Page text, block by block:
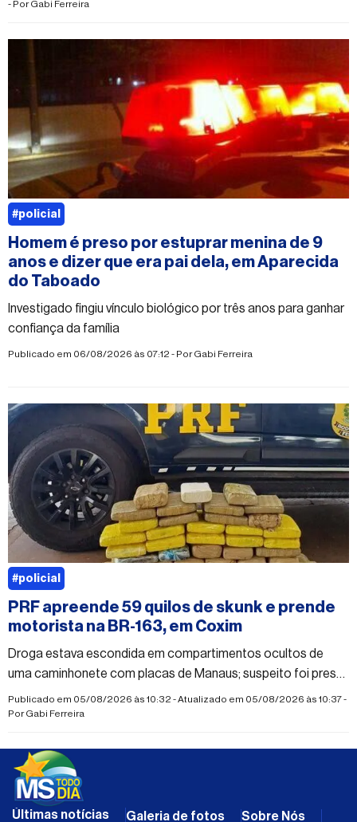
- PorGabi Ferreira
Homem é preso por estuprar menina de 9
anos e dizer que era pai dela, em Aparecida
do Taboado
Investigado fingiu vínculo biológico por três anos para ganhar
confiança da família
Publicado em 06/08/2026 às 07:12 - PorGabi Ferreira
#policial
PRF apreende 59 quilos de skunk e prende
motorista na BR-163, em Coxim
Droga estava escondida em compartimentos ocultos de
uma caminhonete com placas de Manaus; suspeito foi preso
em flagrante por tráfico
Publicado em 05/08/2026 às 10:32 - Atualizado em 05/08/2026 às 10:37 -
PorGabi Ferreira
#policial
Últimas notícias Galeria de fotos
Sobre Nós